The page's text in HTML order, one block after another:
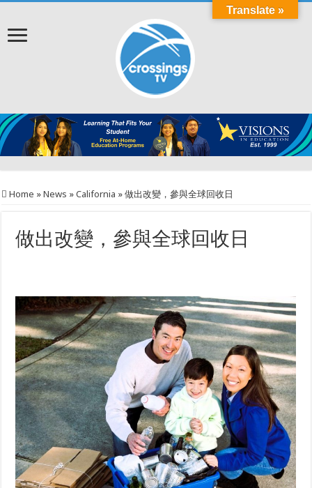
Home »News »California »做出改變，參與全球回收日
做出改變，參與全球回收日
Translate »